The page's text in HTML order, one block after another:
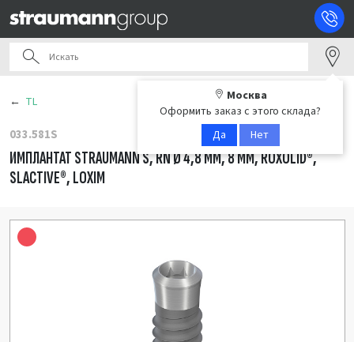
Москва
Оформить заказ с этого склада?
Да
Нет
TL
033.581S
ИМПЛАНТАТ STRAUMANN S, RN Ø 4,8 ММ, 8 ММ, ROXOLID®,
SLACTIVE®, LOXIM